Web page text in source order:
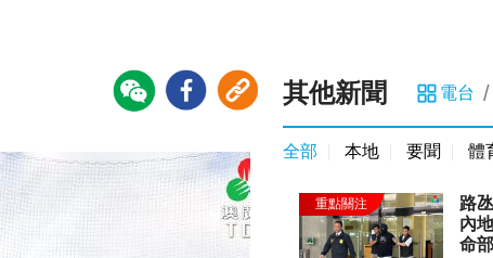
其他新聞 電台 /
全部 本地 要聞 體
路
內
命